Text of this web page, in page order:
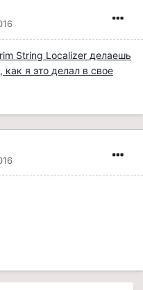
String Localizer делаешь
как я это делал в свое